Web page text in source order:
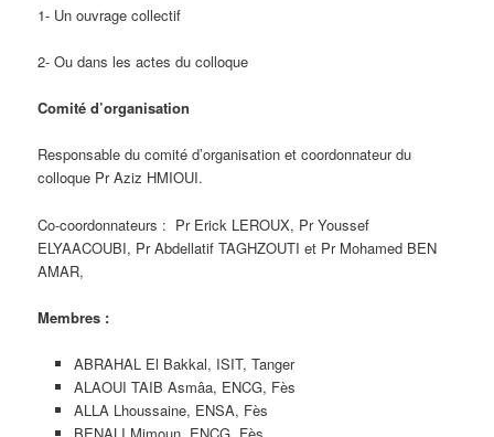
1- Un ouvrage collectif
2- Ou dans les actes du colloque
Comité d’organisation
Responsable du comité d’organisation et coordonnateur du
colloque Pr Aziz HMIOUI.
Co-coordonnateurs : Pr Erick LEROUX, Pr Youssef
ELYAACOUBI, Pr Abdellatif TAGHZOUTI et Pr Mohamed BEN
AMAR,
Membres :
ABRAHAL El Bakkal, ISIT, Tanger
ALAOUI TAIB Asmâa, ENCG, Fès
ALLA Lhoussaine, ENSA, Fès